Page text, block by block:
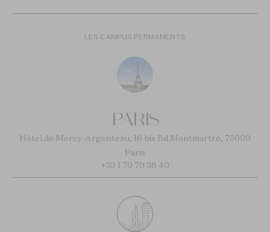
LES CAMPUS PERMANENTS
PARIS
Hôtel de Mercy-Argenteau, 16 bis Bd Montmartre, 75009
Paris
+33 1 70 70 38 40